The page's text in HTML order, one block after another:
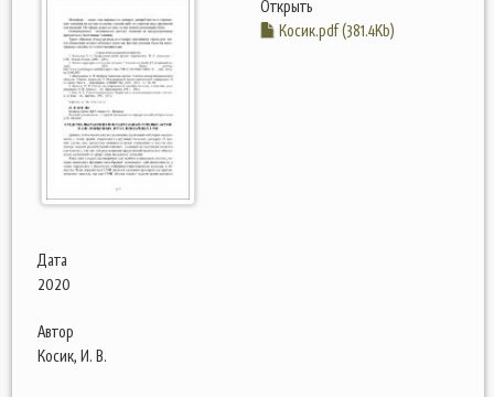
Открыть
Косик.pdf (381.4Kb)
Дата
2020
Автор
Косик, И. В.